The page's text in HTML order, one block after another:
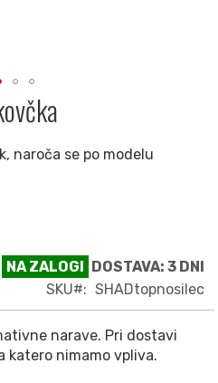
naroča se po modelu
NA ZALOGI DOSTAVA: 3 DNI
SKU
SHADtopnosilec
narave. Pri dostavi
katero nimamo vpliva.